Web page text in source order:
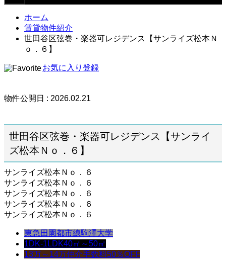
ホーム
賃貸物件紹介
世田谷区弦巻・楽器可レジデンス【サンライズ松本Ｎ
ｏ．６】
お気に入り登録
物件公開日 : 2026.02.21
世田谷区弦巻・楽器可レジデンス【サンライ
ズ松本Ｎｏ．６】
サンライズ松本Ｎｏ．６
サンライズ松本Ｎｏ．６
サンライズ松本Ｎｏ．６
サンライズ松本Ｎｏ．６
サンライズ松本Ｎｏ．６
東急田園都市線駒澤大学
1DK-1LDK40㎡～50㎡
13万～14万仲介手数料50％OFF